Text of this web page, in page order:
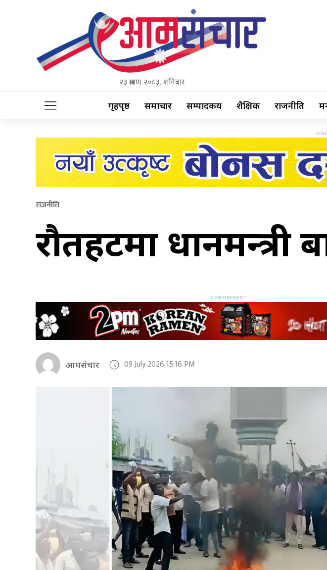
२३ श्रावण २०८३, शनिबार
गृहपृष्ठ समाचार सम्पादकीय शैक्षिक राजनीति
राजनीति
रौतहटमा
आमसंचार 09 July 2026 15:16 PM